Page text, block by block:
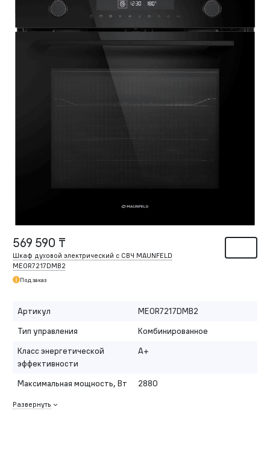
569 590 ₸
Шкаф духовой электрический с СВЧ MAUNFELD
MEOR7217DMB2
Под заказ
Артикул
MEOR7217DMB2
Тип управления
Комбинированное
Класс энергетической
эффективности
A+
Максимальная мощность, Вт 2880
Развернуть